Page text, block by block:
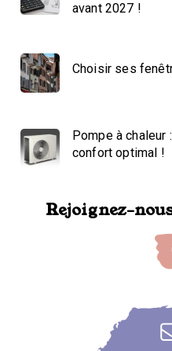
avant 2027 !
Choisir ses
Pompe à chaleur
confort optimal !
Rejoignez-